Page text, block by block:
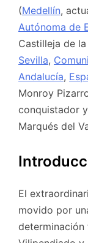
(Medellín,
Autónoma de
Castilleja de
Sevilla,
Andalucía,
Monroy
conquistador
Marqués del
El
movido por